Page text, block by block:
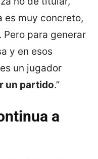
es muy concreto,
para generar
y en esos
un jugador
un partido.”
a